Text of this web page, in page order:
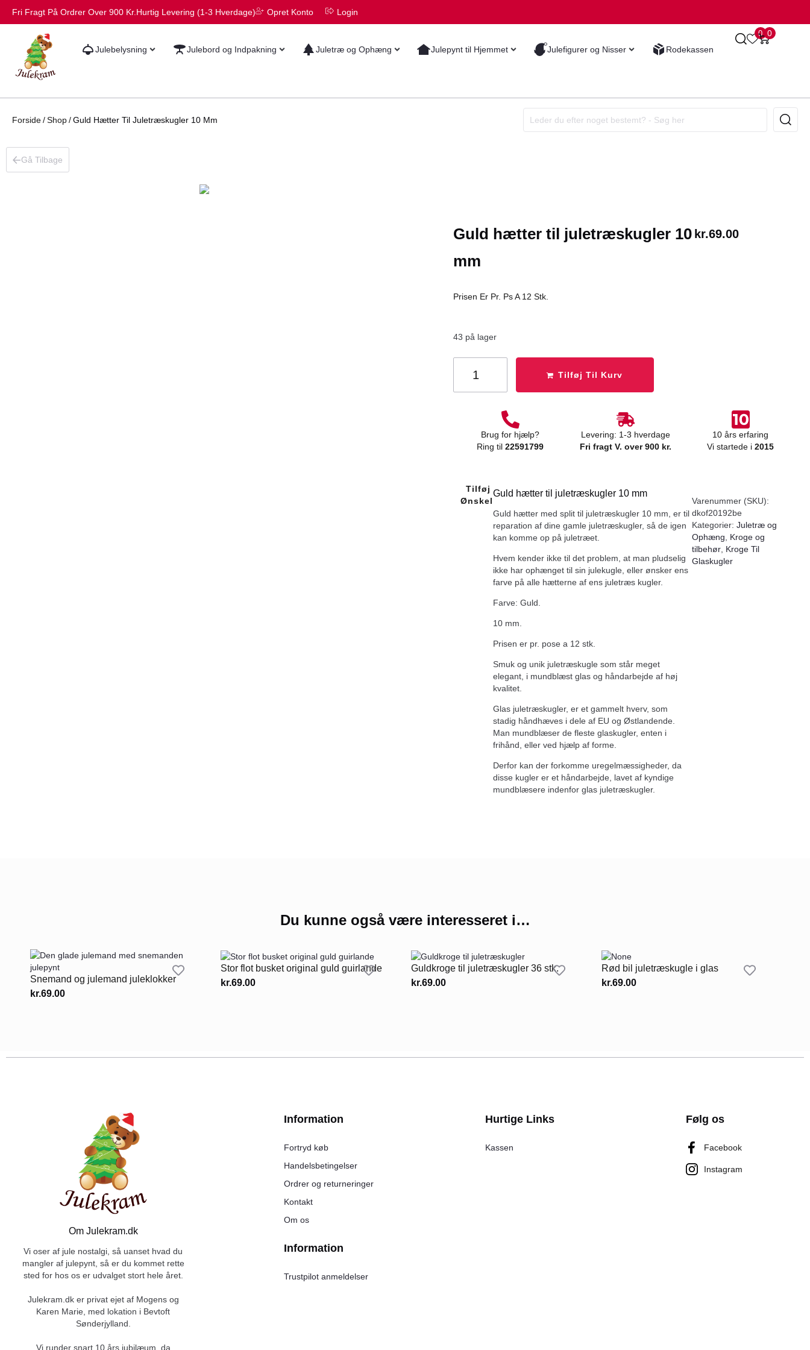
Fri Fragt På Ordrer Over 900 Kr. Hurtig Levering (1-3 Hverdage) Opret Konto Login
Julebelysning Julebord og Indpakning Juletræ og Ophæng Julepynt til Hjemmet Julefigurer og Nisser Rodekassen
0 0
Forside/Shop/Guld Hætter Til Juletræskugler 10 Mm
Gå Tilbage
Guld hætter til juletræskugler 10
mm
kr.69.00
Prisen Er Pr. Ps A 12 Stk.
43 på lager
Tilføj Til Kurv
Brug for hjælp?
Ring til22591799
Levering: 1-3 hverdage
Fri fragt V. over 900 kr.
10 års erfaring
Vi startede i2015
Tilføj Til
Ønskeliste
Guld hætter til juletræskugler 10 mm
Guld hætter med split til juletræskugler 10 mm, er til
reparation af dine gamle juletræskugler, så de igen
kan komme op på juletræet.
Hvem kender ikke til det problem, at man pludselig
ikke har ophænget til sin julekugle, eller ønsker ens
farve på alle hætterne af ens juletræs kugler.
Farve: Guld.
10 mm.
Prisen er pr. pose a 12 stk.
Smuk og unik juletræskugle som står meget
elegant, i mundblæst glas og håndarbejde af høj
kvalitet.
Glas juletræskugler, er et gammelt hverv, som
stadig håndhæves i dele af EU og Østlandende.
Man mundblæser de fleste glaskugler, enten i
frihånd, eller ved hjælp af forme.
Derfor kan der forkomme uregelmæssigheder, da
disse kugler er et håndarbejde, lavet af kyndige
mundblæsere indenfor glas juletræskugler.
Varenummer (SKU):
dkof20192be
Kategorier: Juletræ og
Ophæng, Kroge og
tilbehør, Kroge Til
Glaskugler
Du kunne også være interesseret i…
Snemand og julemand juleklokker
kr.69.00
Stor flot busket original guld guirlande
kr.69.00
Guldkroge til juletræskugler 36 stk.
kr.69.00
Rød bil juletræskugle i glas
kr.69.00
Om Julekram.dk
Vi oser af jule nostalgi, så uanset hvad du
mangler af julepynt, så er du kommet rette
sted for hos os er udvalget stort hele året.
Julekram.dk er privat ejet af Mogens og
Karen Marie, med lokation i Bevtoft
Sønderjylland.
Vi runder snart 10 års jubilæum, da
Information
Fortryd køb
Handelsbetingelser
Ordrer og returneringer
Kontakt
Om os
Information
Trustpilot anmeldelser
Hurtige Links
Kassen
Følg os
Facebook
Instagram